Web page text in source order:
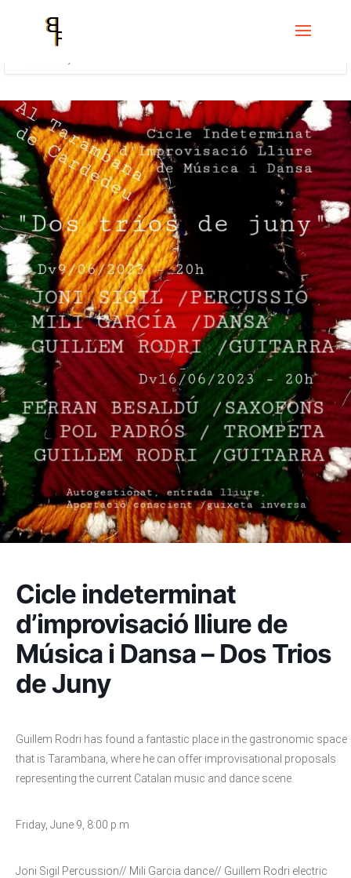
Home
Cicle Indeterminat de improvisació lliure de música i
Cicle indeterminat d’improvisació lliure de Música i Dansa – Dos
Cicle indeterminat
d’improvisació lliure de
Música i Dansa – Dos Trios
de Juny
Guillem Rodri has found a fantastic place in the gastronomic space
that is Tarambana, where he can offer improvisational proposals
representing the current Catalan music and dance scene.
Friday, June 9, 8:00 p.m
Joni Sigil Percussion// Mili Garcia dance// Guillem Rodri electric